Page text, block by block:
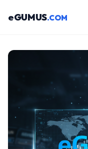
eGUMUS.COM